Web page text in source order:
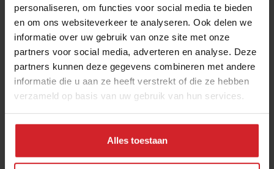
personaliseren, om functies voor social media te bieden
en om ons websiteverkeer te analyseren. Ook delen we
informatie over uw gebruik van onze site met onze
partners voor social media, adverteren en analyse. Deze
partners kunnen deze gegevens combineren met andere
informatie die u aan ze heeft verstrekt of die ze hebben
verzameld op basis van uw gebruik van hun services.
Alles toestaan